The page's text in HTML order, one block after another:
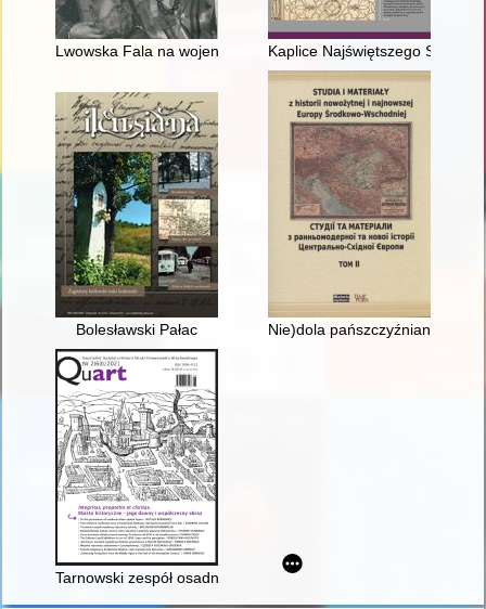
Lwowska Fala na wojennym szlaku (1939-1946)
Kaplice Najświętszego
Bolesławski Pałac Nie)dola pańszczyźnianych
Tarnowski zespół osadniczy Spycimira Leliwity : postulaty